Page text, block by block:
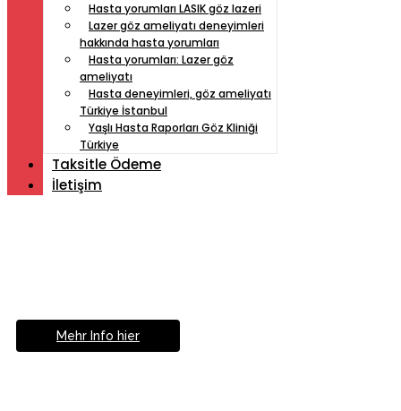
Hasta yorumları LASIK göz lazeri
Lazer göz ameliyatı deneyimleri
hakkında hasta yorumları
Hasta yorumları: Lazer göz
ameliyatı
Hasta deneyimleri, göz ameliyatı
Türkiye İstanbul
Yaşlı Hasta Raporları Göz Kliniği
Türkiye
Taksitle Ödeme
İletişim
Mehr Info hier